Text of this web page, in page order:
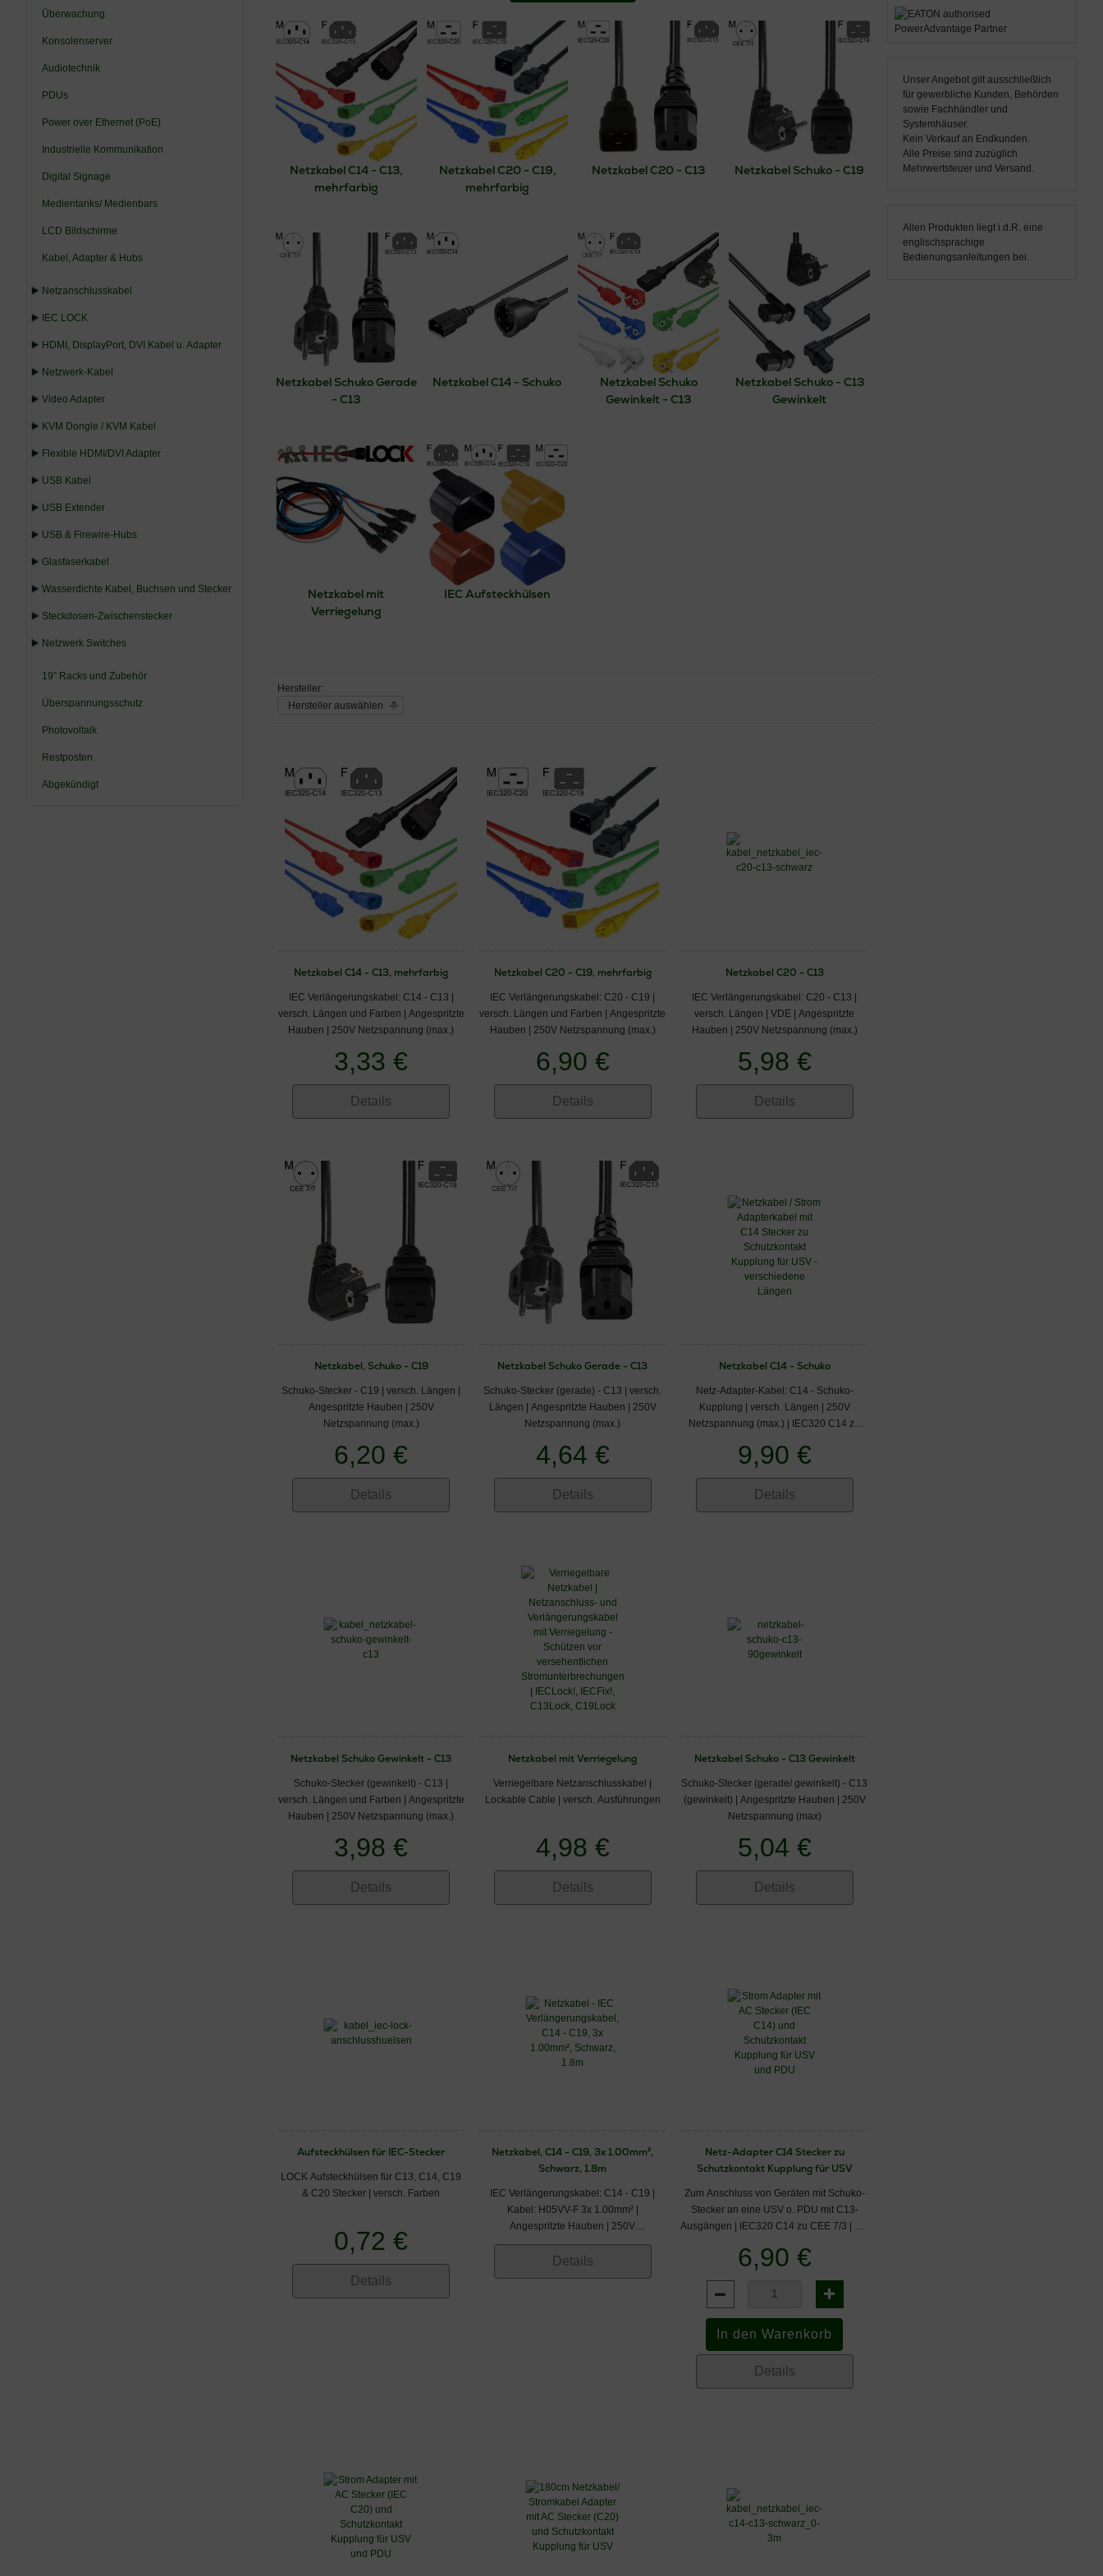
Überwachung
Konsolenserver
Audiotechnik
PDUs
Power over Ethernet (PoE)
Industrielle Kommunikation
Digital Signage
Medientanks/ Medienbars
LCD Bildschirme
Kabel, Adapter & Hubs
Netzanschlusskabel
IEC LOCK
HDMI, DisplayPort, DVI Kabel u. Adapter
Netzwerk-Kabel
Video Adapter
KVM Dongle / KVM Kabel
Flexible HDMI/DVI Adapter
USB Kabel
USB Extender
USB & Firewire-Hubs
Glasfaserkabel
Wasserdichte Kabel, Buchsen und Stecker
Steckdosen-Zwischenstecker
Netzwerk Switches
19” Racks und Zubehör
Überspannungsschutz
Photovoltaik
Restposten
Abgekündigt
Umgebungen.
Unser Sortiment an Netzanschlusskabeln für denprofessionellen Einsatz
C14, C19, C20), Schuko-Netzkabel, Verlängerungskabel
Rack- und Server-Netzkabel
verschiedenen Längen und Ausführungen. Die Kabel erfüllen relevante
Sicherheits- und Qualitätsstandards
verfügen überhochwertige Leiter, robuste Isolierungen und passgenaue Stecker
und sind für den
Dauerbetriebausgelegt.
professionellen Netzanschlusskabeleignen sich ideal für Server, Netzwerkschränke, 19"-Racks
, Audio- und Videotechnik sowie industrielle Anwendungen
. Sie gewährleisten eine sichere
Stromübertragung, minimieren Kontaktprobleme und unterstützen eine saubere, strukturierte Verkabelung.
Entdecken Sie jetzt hochwertige professionelle Netzanschlusskabel
Netzkabel C14 - C13,
mehrfarbig
Netzkabel C20 - C19,
mehrfarbig
Netzkabel C20 - C13 Netzkabel Schuko - C19
Netzkabel Schuko Gerade
- C13
Netzkabel C14 - Schuko
Netzkabel Schuko
Gewinkelt - C13
Netzkabel Schuko - C13
Gewinkelt
Netzkabel mit
Verriegelung
IEC Aufsteckhülsen
Hersteller:
Hersteller auswählen
Netzkabel C14 - C13, mehrfarbig
IEC Verlängerungskabel: C14 - C13 |
versch. Längen und Farben | Angespritzte
Hauben | 250V Netzspannung (max.)
3,33 €
Details
Netzkabel C20 - C19, mehrfarbig
IEC Verlängerungskabel: C20 - C19 |
versch. Längen und Farben | Angespritzte
Hauben | 250V Netzspannung (max.)
6,90 €
Details
Netzkabel C20 - C13
IEC Verlängerungskabel: C20 - C13 |
versch. Längen | VDE | Angespritzte
Hauben | 250V Netzspannung (max.)
5,98 €
Details
Netzkabel, Schuko - C19
Schuko-Stecker - C19 | versch. Längen |
Angespritzte Hauben | 250V
Netzspannung (max.)
6,20 €
Details
Netzkabel Schuko Gerade - C13
Schuko-Stecker (gerade) - C13 | versch.
Längen | Angespritzte Hauben | 250V
Netzspannung (max.)
4,64 €
Details
Netzkabel C14 - Schuko
Netz-Adapter-Kabel: C14 - Schuko-
Kupplung | versch. Längen | 250V
Netzspannung (max.) | IEC320 C14 zu
9,90 €
Details
Netzkabel Schuko Gewinkelt - C13
Schuko-Stecker (gewinkelt) - C13 |
versch. Längen und Farben | Angespritzte
Hauben | 250V Netzspannung (max.)
3,98 €
Details
Netzkabel mit Verriegelung
Verriegelbare Netzanschlusskabel |
Lockable Cable | versch. Ausführungen
4,98 €
Details
Netzkabel Schuko - C13 Gewinkelt
Schuko-Stecker (gerade/ gewinkelt) - C13
(gewinkelt) | Angespritzte Hauben | 250V
Netzspannung (max)
5,04 €
Details
Aufsteckhülsen für IEC-Stecker
LOCK Aufsteckhülsen für C13, C14, C19
& C20 Stecker | versch. Farben
0,72 €
Details
Netzkabel, C14 - C19, 3x 1.00mm²,
Schwarz, 1.8m
IEC Verlängerungskabel: C14 - C19 |
Kabel: H05VV-F 3x 1.00mm² |
Angespritzte Hauben | 250V
Netzspannung (max.)
Details
Netz-Adapter C14 Stecker zu
Schutzkontakt Kupplung für USV
Zum Anschluss von Geräten mit Schuko-
Stecker an eine USV o. PDU mit C13-
Ausgängen | IEC320 C14 zu CEE 7/3 | AC
6,90 €
Details
Unser Angebot gilt ausschließlich
für gewerbliche Kunden, Behörden
sowie Fachhändler und
Systemhäuser.
Kein Verkauf an Endkunden.
Alle Preise sind zuzüglich
Mehrwertsteuer und Versand.
Allen Produkten liegt i.d.R. eine
englischsprachige
Bedienungsanleitungen bei.